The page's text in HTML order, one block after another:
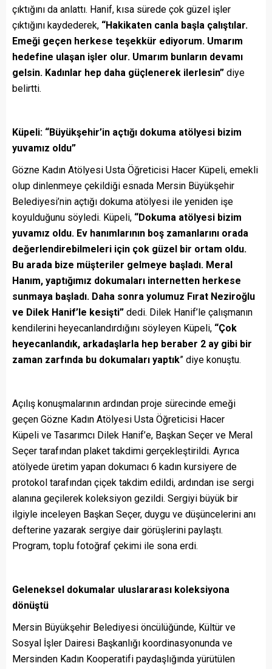
çıktığını da anlattı. Hanif, kısa sürede çok güzel işler
çıktığını kaydederek, “Hakikaten canla başla çalıştılar.
Emeği geçen herkese teşekkür ediyorum. Umarım
hedefine ulaşan işler olur. Umarım bunların devamı
gelsin. Kadınlar hep daha güçlenerek ilerlesin” diye
belirtti.
Küpeli: “Büyükşehir’in açtığı dokuma atölyesi bizim
yuvamız oldu”
Gözne Kadın Atölyesi Usta Öğreticisi Hacer Küpeli, emekli
olup dinlenmeye çekildiği esnada Mersin Büyükşehir
Belediyesi’nin açtığı dokuma atölyesi ile yeniden işe
koyulduğunu söyledi. Küpeli, “Dokuma atölyesi bizim
yuvamız oldu. Ev hanımlarının boş zamanlarını orada
değerlendirebilmeleri için çok güzel bir ortam oldu.
Bu arada bize müşteriler gelmeye başladı. Meral
Hanım, yaptığımız dokumaları internetten herkese
sunmaya başladı. Daha sonra yolumuz Fırat Neziroğlu
ve Dilek Hanif’le kesişti” dedi. Dilek Hanif’le çalışmanın
kendilerini heyecanlandırdığını söyleyen Küpeli, “Çok
heyecanlandık, arkadaşlarla hep beraber 2 ay gibi bir
zaman zarfında bu dokumaları yaptık” diye konuştu.
Açılış konuşmalarının ardından proje sürecinde emeği
geçen Gözne Kadın Atölyesi Usta Öğreticisi Hacer
Küpeli ve Tasarımcı Dilek Hanif’e, Başkan Seçer ve Meral
Seçer tarafından plaket takdimi gerçekleştirildi. Ayrıca
atölyede üretim yapan dokumacı 6 kadın kursiyere de
protokol tarafından çiçek takdim edildi, ardından ise sergi
alanına geçilerek koleksiyon gezildi. Sergiyi büyük bir
ilgiyle inceleyen Başkan Seçer, duygu ve düşüncelerini anı
defterine yazarak sergiye dair görüşlerini paylaştı.
Program, toplu fotoğraf çekimi ile sona erdi.
Geleneksel dokumalar uluslararası koleksiyona
dönüştü
Mersin Büyükşehir Belediyesi öncülüğünde, Kültür ve
Sosyal İşler Dairesi Başkanlığı koordinasyonunda ve
Mersinden Kadın Kooperatifi paydaşlığında yürütülen